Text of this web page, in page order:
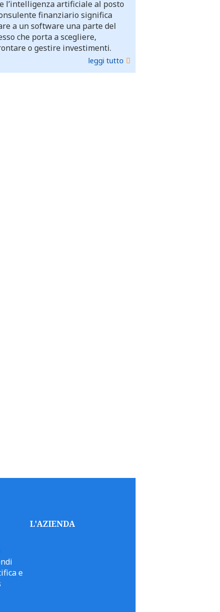
l’intelligenza artificiale al posto
finanziario significa
a un software una parte del
che porta a scegliere,
o gestire investimenti.
leggi tutto
e
L'AZIENDA